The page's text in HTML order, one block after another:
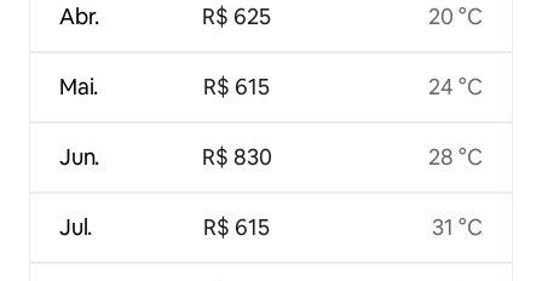
Abr.
Mai.
Jun.
Jul.
R$ 625
R$ 615
R$ 830
R$ 615
20 °C
24 °C
28 °C
31 °C